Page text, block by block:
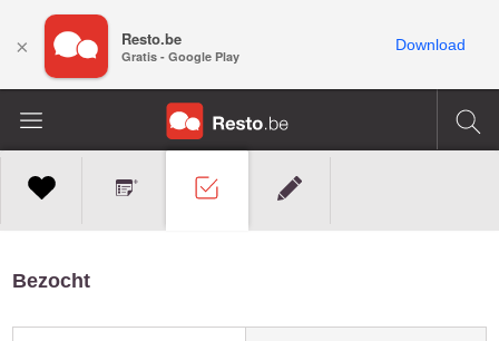
Bezocht
× Resto.be
Gratis - Google Play
Download